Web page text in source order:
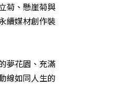
菊、懸崖菊與
續媒材創作裝
夢花園、充滿
線如同人生的